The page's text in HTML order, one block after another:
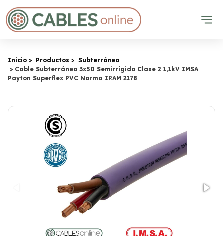
Inicio Productos
Subterráneo
Cable Subterráneo 3x50 Semirrígido Clase 2 1,1kV IMSA
Payton Superflex PVC Norma IRAM 2178